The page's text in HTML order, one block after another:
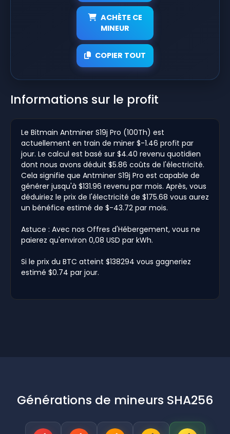
ACHÈTE CE
MINEUR
COPIER TOUT
Informations sur le profit
Le Bitmain Antminer S19j Pro (100Th) est
actuellement en train de miner $-1.46 profit par
jour. Le calcul est basé sur $4.40 revenu quotidien
dont nous avons déduit $5.86 coûts de l'électricité.
Cela signifie que Antminer S19j Pro est capable de
générer jusqu'à $131.96 revenu par mois. Après, vous
déduiriez le prix de l'électricité de $175.68 vous aurez
un bénéfice estimé de $-43.72 par mois.
Astuce : Avec nos Offres d'Hébergement, vous ne
paierez qu'environ 0,08 USD par kWh.
Si le prix du BTC atteint $138294 vous gagneriez
estimé $0.74 par jour.
Générations de mineurs SHA256